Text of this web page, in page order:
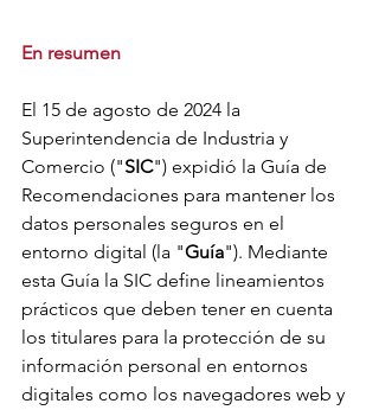
En resumen
El 15 de agosto de 2024 la
Superintendencia de Industria y
Comercio ("SIC") expidió la Guía de
Recomendaciones para mantener los
datos personales seguros en el
entorno digital (la "Guía"). Mediante
esta Guía la SIC define lineamientos
prácticos que deben tener en cuenta
los titulares para la protección de su
información personal en entornos
digitales como los navegadores web y